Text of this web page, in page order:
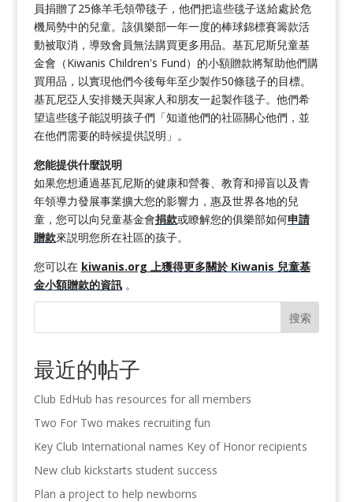
員捐贈了25條羊毛領帶毯子，他們把這些毯子送給處於危
機局勢中的兒童。該俱樂部一年一度的棒球錦標賽籌款活
動被取消，導致會員無法購買更多用品。基瓦尼斯兒童基
金會（Kiwanis Children's Fund）的小額贈款將幫助他們購
買用品，以實現他們今後每年至少製作50條毯子的目標。
基瓦尼亞人安排幾天與家人和朋友一起製作毯子。他們希
望這些毯子能説明孩子們「知道他們的社區關心他們，並
在他們需要的時候提供説明」。
您能提供什麼説明
如果您想通過基瓦尼斯的健康和營養、教育和掃盲以及青
年領導力發展事業擴大您的影響力，惠及世界各地的兒
童，您可以向兒童基金會捐款或瞭解您的俱樂部如何申請
贈款來説明您所在社區的孩子。
您可以在 kiwanis.org 上獲得更多關於 Kiwanis 兒童基
金小額贈款的資訊。
搜索
最近的帖子
Club EdHub has resources for all members
Two For Two makes recruiting fun
Key Club International names Key of Honor recipients
New club kickstarts student success
Plan a project to help newborns